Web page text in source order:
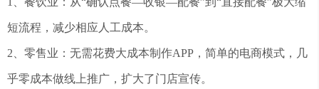
短流程，减少相应人工成本。
2、零售业：无需花费大成本制作APP，简单的电商模式，几
乎零成本做线上推广，扩大了门店宣传。